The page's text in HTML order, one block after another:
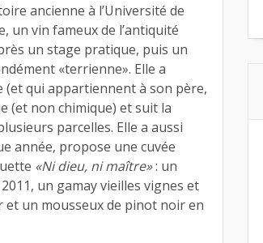
ancienne à l’Université de
un vin fameux de l’antiquité
un stage pratique, puis un
«terrienne». Elle a
(et qui appartiennent à son père,
(et non chimique) et suit la
parcelles. Elle a aussi
année, propose une cuvée
«Ni dieu, ni maître»: un
un gamay vieilles vignes et
un mousseux de pinot noir en